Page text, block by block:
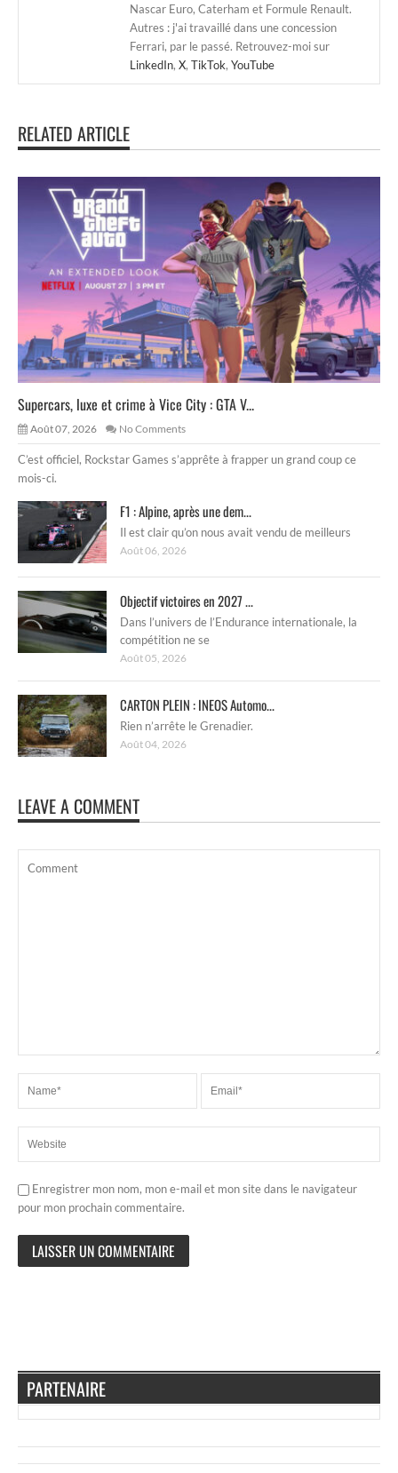
Nascar Euro, Caterham et Formule Renault.
Autres : j'ai travaillé dans une concession
Ferrari, par le passé. Retrouvez-moi sur
LinkedIn, X, TikTok, YouTube
RELATED ARTICLE
Supercars, luxe et crime à Vice City : GTA V...
Août 07, 2026 No Comments
C’est officiel, Rockstar Games s’apprête à frapper un grand coup ce
mois-ci.
F1 : Alpine, après une dem...
Il est clair qu’on nous avait vendu de meilleurs
Août 06, 2026
Objectif victoires en 2027 ...
Dans l’univers de l’Endurance internationale, la
compétition ne se
Août 05, 2026
CARTON PLEIN : INEOS Automo...
Rien n’arrête le Grenadier.
Août 04, 2026
LEAVE A COMMENT
Enregistrer mon nom, mon e-mail et mon site dans le navigateur
pour mon prochain commentaire.
PARTENAIRE